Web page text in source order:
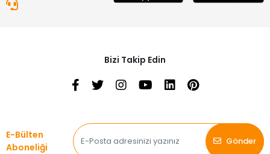
Bizi Takip Edin
E-Bülten
Aboneliği
Gönder